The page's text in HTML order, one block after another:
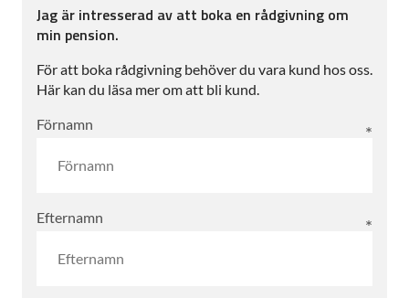
Jag är intresserad av att boka en rådgivning om
min pension.
För att boka rådgivning behöver du vara kund hos oss.
Här kan du läsa mer om att bli kund.
Förnamn
Efternamn